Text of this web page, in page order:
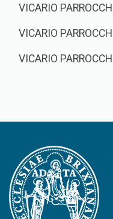
VICARIO
VICARIO
VICARIO